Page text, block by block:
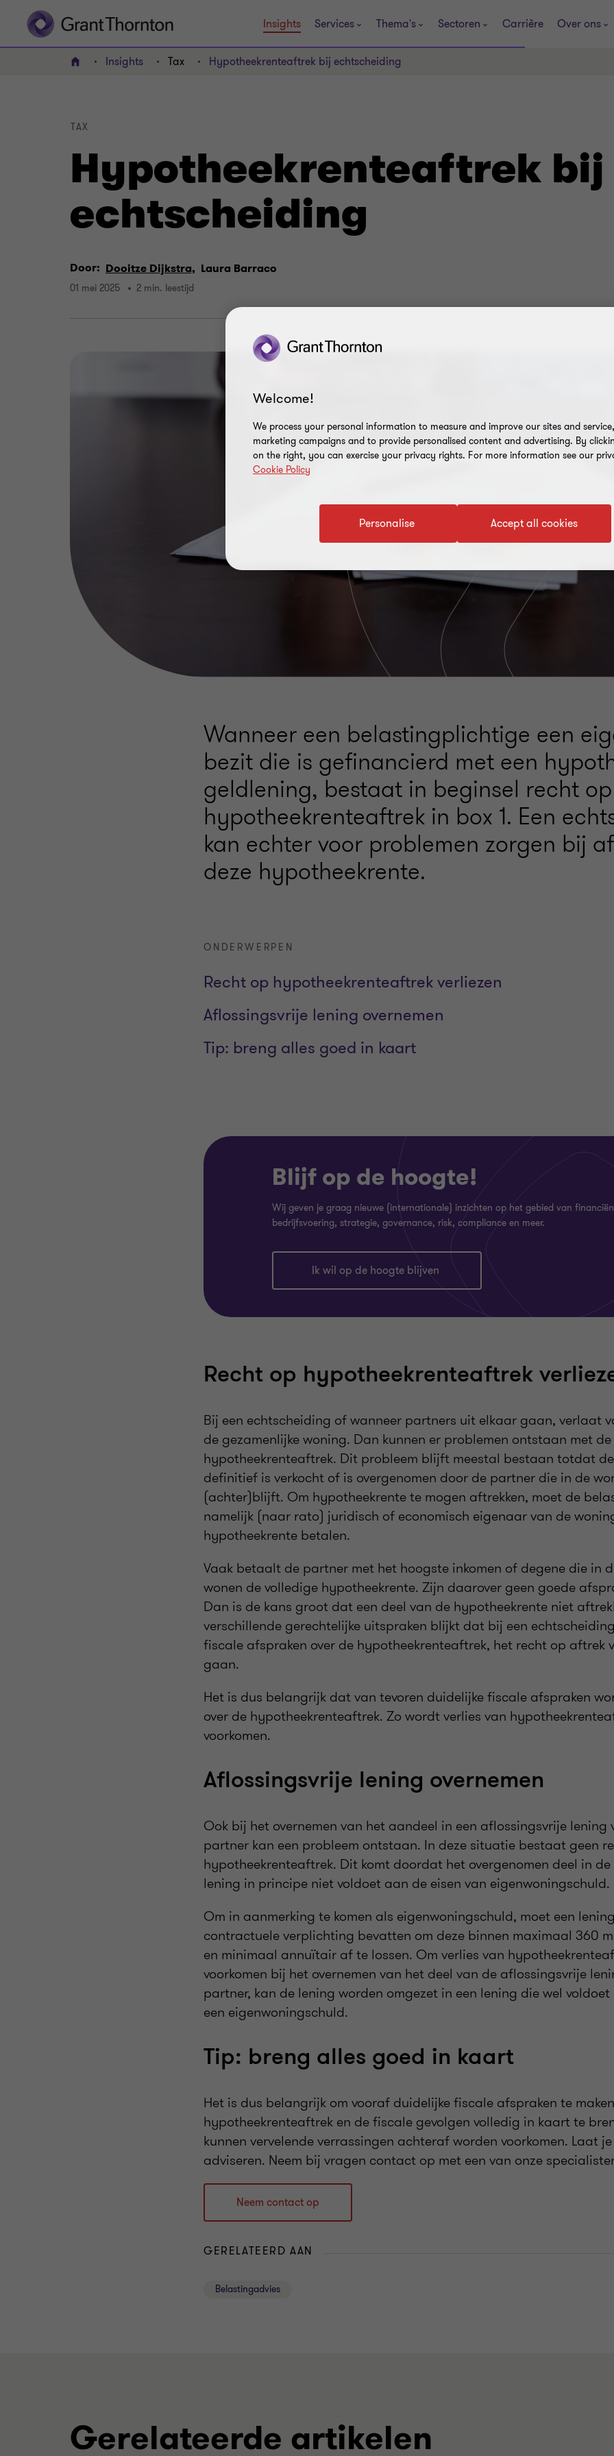
Insights Services Thema's Sectoren Carrière Over ons
HOME Insights Tax Hypotheekrenteaftrek bij echtscheiding
Hypotheekrenteaftrek bij
echtscheiding
TAX
Door: Dooitze Dijkstra, Laura Barraco
01 mei 2025 2 min. leestijd
Wanneer een belastingplichtige een
bezit die is gefinancierd met een
geldlening, bestaat in beginsel recht op
hypotheekrenteaftrek in box 1. Een
kan echter voor problemen zorgen bij
deze hypotheekrente.
ONDERWERPEN
Recht op hypotheekrenteaftrek verliezen
Aflossingsvrije lening overnemen
Tip: breng alles goed in kaart
Blijf op de hoogte!
Wij geven je graag nieuwe (internationale) inzichten op het gebied van
bedrijfsvoering, strategie, governance, risk, compliance en meer.
Ik wil op de hoogte blijven
Recht op hypotheekrenteaftrek
Bij een echtscheiding of wanneer partners uit elkaar gaan, verlaat
de gezamenlijke woning. Dan kunnen er problemen ontstaan met de
hypotheekrenteaftrek. Dit probleem blijft meestal bestaan totdat
definitief is verkocht of is overgenomen door de partner die in de
(achter)blijft. Om hypotheekrente te mogen aftrekken, moet de
namelijk (naar rato) juridisch of economisch eigenaar van de
hypotheekrente betalen.
Vaak betaalt de partner met het hoogste inkomen of degene die in
wonen de volledige hypotheekrente. Zijn daarover geen goede
Dan is de kans groot dat een deel van de hypotheekrente niet
verschillende gerechtelijke uitspraken blijkt dat bij een
fiscale afspraken over de hypotheekrenteaftrek, het recht op aftrek
gaan.
Het is dus belangrijk dat van tevoren duidelijke fiscale afspraken
over de hypotheekrenteaftrek. Zo wordt verlies van
voorkomen.
Aflossingsvrije lening overnemen
Ook bij het overnemen van het aandeel in een aflossingsvrije lening
partner kan een probleem ontstaan. In deze situatie bestaat geen
hypotheekrenteaftrek. Dit komt doordat het overgenomen deel in
lening in principe niet voldoet aan de eisen van eigenwoningschuld.
Om in aanmerking te komen als eigenwoningschuld, moet een
contractuele verplichting bevatten om deze binnen maximaal 360
en minimaal annuïtair af te lossen. Om verlies van
voorkomen bij het overnemen van het deel van de aflossingsvrije
partner, kan de lening worden omgezet in een lening die wel
een eigenwoningschuld.
Tip: breng alles goed in kaart
Het is dus belangrijk om vooraf duidelijke fiscale afspraken te
hypotheekrenteaftrek en de fiscale gevolgen volledig in kaart te
kunnen vervelende verrassingen achteraf worden voorkomen. Laat
adviseren. Neem bij vragen contact op met een van onze
Neem contact op
GERELATEERD AAN
Belastingadvies
Gerelateerde artikelen
Welcome!
We process your personal information to measure and improve our sites and
marketing campaigns and to provide personalised content and advertising. By
on the right, you can exercise your privacy rights. For more information see our
Cookie Policy
Accept all cookies
Personalise